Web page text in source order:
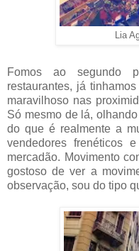
Lia
Fomos ao segundo
restaurantes, já
maravilhoso nas
Só mesmo de lá,
do que é realmente a
vendedores frenéticos
mercadão. Movimento
gostoso de ver a
observação, sou do tipo